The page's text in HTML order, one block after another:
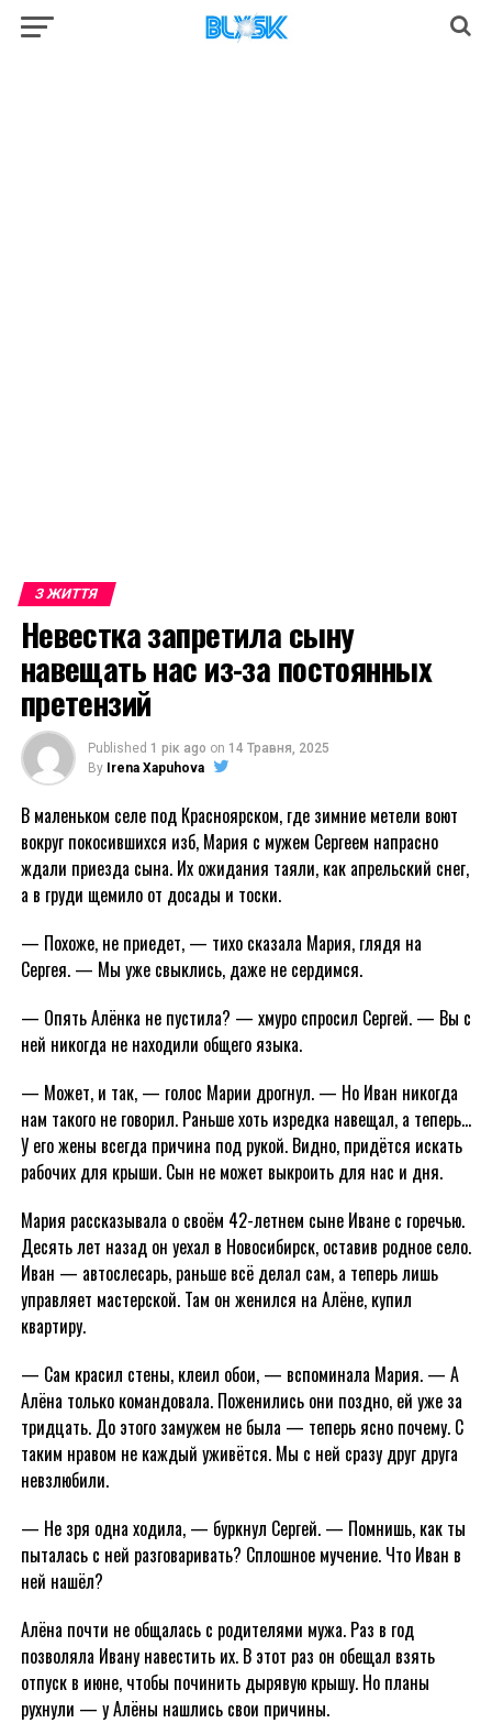
З ЖИТТЯ
Невестка запретила сыну
навещать нас из-за постоянных
претензий
Published 1 рік ago on 14 Травня, 2025
By Irena Xapuhova
В маленьком селе под Красноярском, где зимние метели воют
вокруг покосившихся изб, Мария с мужем Сергеем напрасно
ждали приезда сына. Их ожидания таяли, как апрельский снег,
а в груди щемило от досады и тоски.
— Похоже, не приедет, — тихо сказала Мария, глядя на
Сергея. — Мы уже свыклись, даже не сердимся.
— Опять Алёнка не пустила? — хмуро спросил Сергей. — Вы с
ней никогда не находили общего языка.
— Может, и так, — голос Марии дрогнул. — Но Иван никогда
нам такого не говорил. Раньше хоть изредка навещал, а теперь…
У его жены всегда причина под рукой. Видно, придётся искать
рабочих для крыши. Сын не может выкроить для нас и дня.
Мария рассказывала о своём 42-летнем сыне Иване с горечью.
Десять лет назад он уехал в Новосибирск, оставив родное село.
Иван — автослесарь, раньше всё делал сам, а теперь лишь
управляет мастерской. Там он женился на Алёне, купил
квартиру.
— Сам красил стены, клеил обои, — вспоминала Мария. — А
Алёна только командовала. Поженились они поздно, ей уже за
тридцать. До этого замужем не была — теперь ясно почему. С
таким нравом не каждый уживётся. Мы с ней сразу друг друга
невзлюбили.
— Не зря одна ходила, — буркнул Сергей. — Помнишь, как ты
пыталась с ней разговаривать? Сплошное мучение. Что Иван в
ней нашёл?
Алёна почти не общалась с родителями мужа. Раз в год
позволяла Ивану навестить их. В этот раз он обещал взять
отпуск в июне, чтобы починить дырявую крышу. Но планы
рухнули — у Алёны нашлись свои причины.